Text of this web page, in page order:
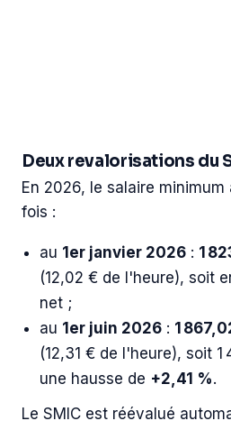
Deux revalorisations du
En 2026, le salaire
fois :
au 1er janvier 2026 : 1
(12,02 € de l'heure), soit
net ;
au 1er juin 2026 : 1
(12,31 € de l'heure), soit
une hausse de +2,41 %.
Le SMIC est réévalué